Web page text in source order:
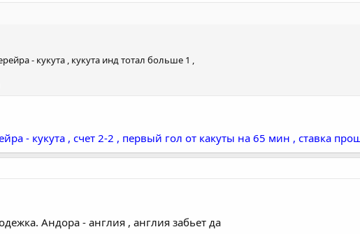
- кукута , кукута инд тотал больше 1 ,
- кукута , счет 2-2 , первый гол от какуты на 65 мин , ставка
Андора - англия , англия забьет да